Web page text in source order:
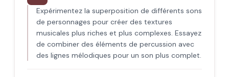
Expérimentez la superposition de différents sons
de personnages pour créer des textures
musicales plus riches et plus complexes. Essayez
de combiner des éléments de percussion avec
des lignes mélodiques pour un son plus complet.